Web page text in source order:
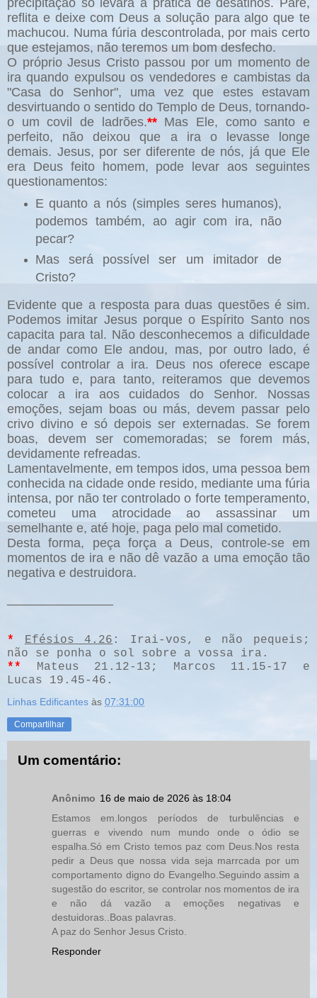
precipitação só levará à prática de desatinos. Pare,
reflita e deixe com Deus a solução para algo que te
machucou. Numa fúria descontrolada, por mais certo
que estejamos, não teremos um bom desfecho.
O próprio Jesus Cristo passou por um momento de
ira quando expulsou os vendedores e cambistas da
"Casa do Senhor", uma vez que estes estavam
desvirtuando o sentido do Templo de Deus, tornando-
o um covil de ladrões.**Mas Ele, como santo e
perfeito, não deixou que a ira o levasse longe
demais. Jesus, por ser diferente de nós, já que Ele
era Deus feito homem, pode levar aos seguintes
questionamentos:
E quanto a nós (simples seres humanos),
podemos também, ao agir com ira, não
pecar?
Mas será possível ser um imitador de
Cristo?
Evidente que a resposta para duas questões é sim.
Podemos imitar Jesus porque o Espírito Santo nos
capacita para tal. Não desconhecemos a dificuldade
de andar como Ele andou, mas, por outro lado, é
possível controlar a ira. Deus nos oferece escape
para tudo e, para tanto, reiteramos que devemos
colocar a ira aos cuidados do Senhor. Nossas
emoções, sejam boas ou más, devem passar pelo
crivo divino e só depois ser externadas. Se forem
boas, devem ser comemoradas; se forem más,
devidamente refreadas.
Lamentavelmente, em tempos idos, uma pessoa bem
conhecida na cidade onde resido, mediante uma fúria
intensa, por não ter controlado o forte temperamento,
cometeu uma atrocidade ao assassinar um
semelhante e, até hoje, paga pelo mal cometido.
Desta forma, peça força a Deus, controle-se em
momentos de ira e não dê vazão a uma emoção tão
negativa e destruidora.
* Efésios 4.26 : Irai-vos, e não pequeis;
não se ponha o sol sobre a vossa ira.
**
Mateus 21.12-13; Marcos 11.15-17 e
Lucas 19.45-46.
Linhas Edificantes às 07:31:00
Compartilhar
Um comentário:
Anônimo 16 de maio de 2026 às 18:04
Estamos em.longos períodos de turbulências e
guerras e vivendo num mundo onde o ódio se
espalha.Só em Cristo temos paz com Deus.Nos resta
pedir a Deus que nossa vida seja marrcada por um
comportamento digno do Evangelho.Seguindo assim a
sugestão do escritor, se controlar nos momentos de ira
e não dá vazão a emoções negativas e
destuidoras..Boas palavras.
A paz do Senhor Jesus Cristo.
Responder